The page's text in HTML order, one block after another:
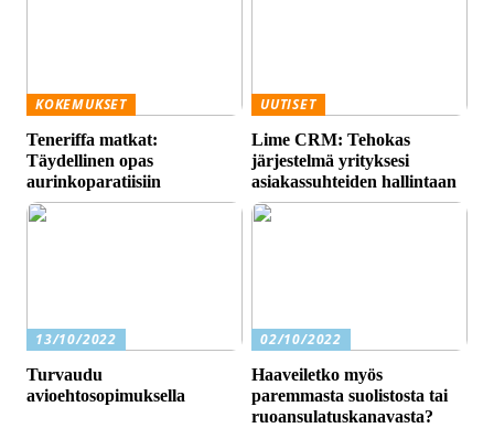
KOKEMUKSET
Teneriffa matkat:
Täydellinen opas
aurinkoparatiisiin
UUTISET
Lime CRM: Tehokas
järjestelmä yrityksesi
asiakassuhteiden hallintaan
13/10/2022
Turvaudu
avioehtosopimuksella
02/10/2022
Haaveiletko myös
paremmasta suolistosta tai
ruoansulatuskanavasta?